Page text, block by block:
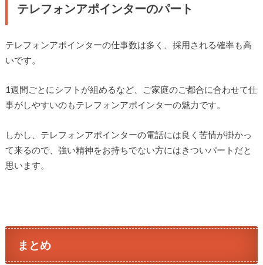
テレフォンアポインターのパート
テレフォンアポインターの仕事数は多く、採用される確率も高
いです。
1週間ごとにシフトが組めるなど、ご家庭のご都合に合わせて仕
事がしやすいのもテレフォンアポインターの魅力です。
しかし、テレフォンアポインターの電話には良く苦情が掛かっ
て来るので、強い精神をお持ちでない方にはきついパートだと
思います。
まとめ